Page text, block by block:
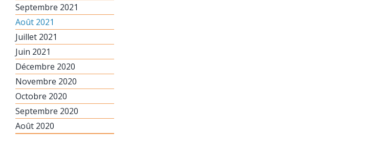
Septembre 2021
Août 2021
Juillet 2021
Juin 2021
Décembre 2020
Novembre 2020
Octobre 2020
Septembre 2020
Août 2020